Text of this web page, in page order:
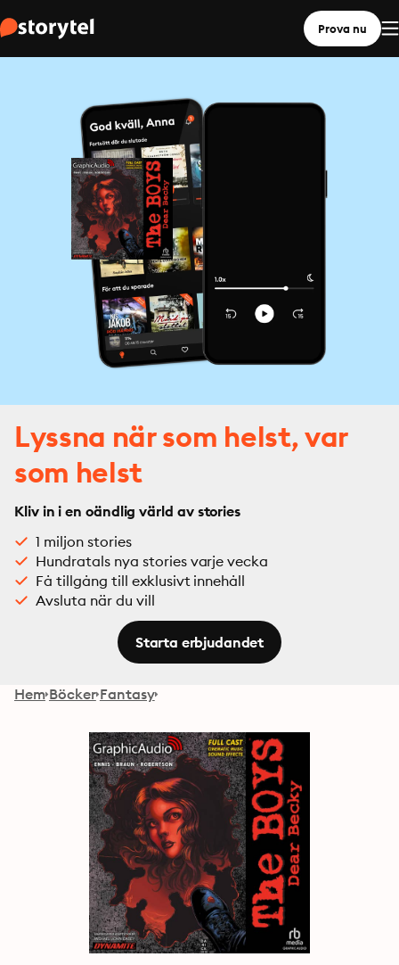
Prova nu
Lyssna när som helst, var
som helst
Kliv in i en oändlig värld av stories
1 miljon stories
Hundratals nya stories varje vecka
Få tillgång till exklusivt innehåll
Avsluta när du vill
Starta erbjudandet
Hem Böcker Fantasy